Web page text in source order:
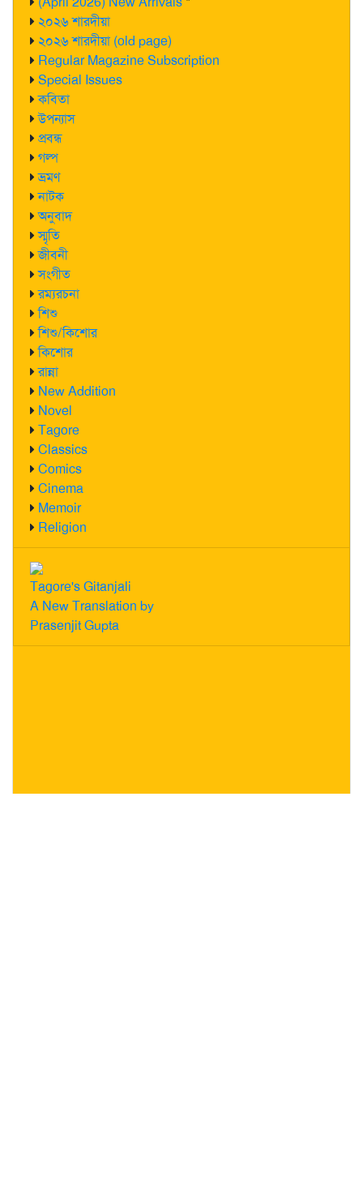
২০২৬ শারদীয়া
২০২৬ শারদীয়া (old page)
Regular Magazine Subscription
Special Issues
কবিতা
উপন্যাস
প্রবন্ধ
গল্প
ভ্রমণ
নাটক
অনুবাদ
স্মৃতি
জীবনী
সংগীত
রম্যরচনা
শিশু
শিশু/কিশোর
কিশোর
রান্না
New Addition
Novel
Tagore
Classics
Comics
Cinema
Memoir
Religion
Tagore's Gitanjali
A New Translation by
Prasenjit Gupta